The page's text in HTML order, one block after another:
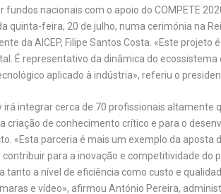
fundos nacionais com o apoio do COMPETE
quinta-feira, 20 de julho, numa cerimónia na
da AICEP, Filipe Santos Costa. «Este
É representativo da dinâmica do
aplicado à indústria», referiu o
irá integrar cerca de 70 profissionais altamente
criação de conhecimento crítico e para o
«Esta parceria é mais um exemplo da aposta
contribuir para a inovação e competitividade
tanto a nível de eficiência como custo e
e vídeo», afirmou António Pereira,